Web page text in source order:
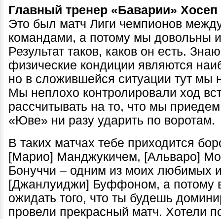
Главный тренер «Баварии» Хосеп
Это был матч Лиги чемпионов
командами, а потому мы довольны
Результат таков, каков он есть.
физические кондиции являются
но в сложившейся ситуации тут мы
Мы неплохо контролировали ход
рассчитывать на то, что мы
«Юве» ни разу ударить по воротам.
В таких матчах тебе приходится
[Марио] Манджукичем, [Альваро]
Бонуччи – одним из моих любимых
[Джанлуиджи] Буффоном, а потому
ожидать того, что ты будешь
провели прекрасный матч. Хотели